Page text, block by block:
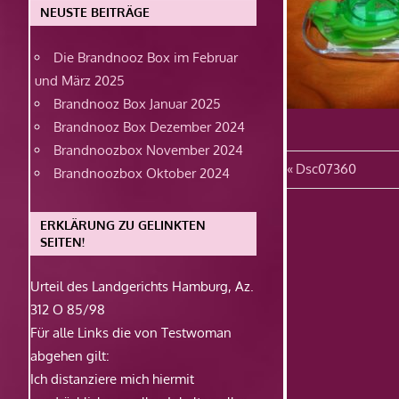
Vorheriger
Beitrag:
Dsc07360
NEUSTE BEITRÄGE
Die Brandnooz Box im Februar
und März 2025
Brandnooz Box Januar 2025
Brandnooz Box Dezember 2024
Brandnoozbox November 2024
Brandnoozbox Oktober 2024
ERKLÄRUNG ZU GELINKTEN
SEITEN!
Urteil des Landgerichts Hamburg, Az.
312 O 85/98
Für alle Links die von Testwoman
abgehen gilt:
Ich distanziere mich hiermit